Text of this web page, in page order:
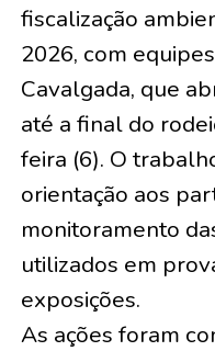
fiscalização
2026, com
Cavalgada, que
até a final do
feira (6). O
orientação aos
monitoramento
utilizados em
exposições.
As ações foram